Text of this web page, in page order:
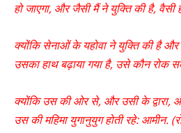
हो जाएगा, और जैसी मैं ने युक्ति की है, वैसी
क्योंकि सेनाओं के यहोवा ने युक्ति की है और
उसका हाथ बढ़ाया गया है, उसे कौन रोक
क्योंकि उस की ओर से, और उसी के द्वारा,
उस की महिमा युगानुयुग होती रहे:आमीन. (